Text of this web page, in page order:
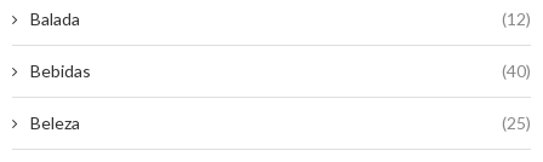
Balada (12)
Bebidas (40)
Beleza (25)